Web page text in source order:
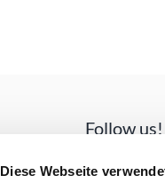
Diese Webseite
Follow us!